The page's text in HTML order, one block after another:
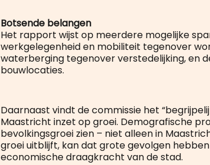
Botsende belangen
Het rapport wijst op meerdere mogelijke
werkgelegenheid en mobiliteit tegenover
waterberging tegenover verstedelijking, en
bouwlocaties.
Daarnaast vindt de commissie het
Maastricht inzet op groei. Demografische
bevolkingsgroei zien – niet alleen in
groei uitblijft, kan dat grote gevolgen
economische draagkracht van de stad.